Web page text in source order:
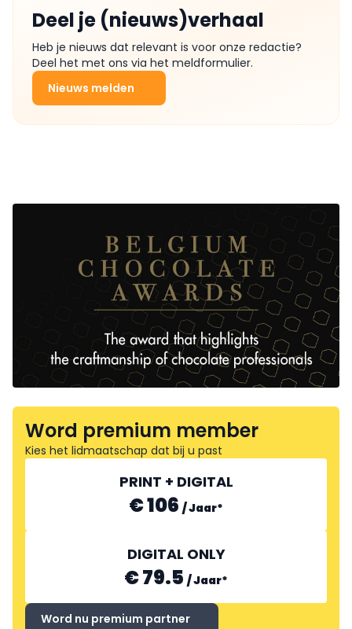
Deel je (nieuws)verhaal
Heb je nieuws dat relevant is voor onze redactie?
Deel het met ons via het meldformulier.
Nieuws melden
Word premium member
Kies het lidmaatschap dat bij u past
PRINT + DIGITAL
€ 106 /Jaar*
DIGITAL ONLY
€ 79.5 /Jaar*
Word nu premium partner